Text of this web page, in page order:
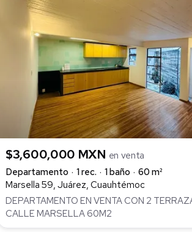
$3,600,000 MXN en venta
Departamento
1 rec. 1 baño
60 m²
Marsella 59, Juárez, Cuauhtémoc
DEPARTAMENTO EN VENTA CON 2
CALLE MARSELLA 60M2